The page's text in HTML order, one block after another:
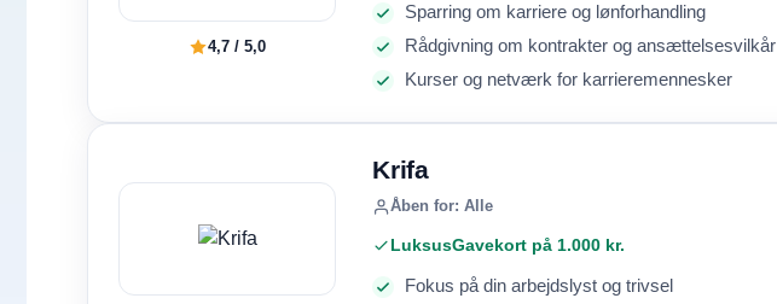
4,7 / 5,0
Sparring om karriere og lønforhandling
Rådgivning om kontrakter og ansættelsesvilkår
Kurser og netværk for karrieremennesker
Krifa
Åben for: Alle
LuksusGavekort på 1.000 kr.
Fokus på din arbejdslyst og trivsel